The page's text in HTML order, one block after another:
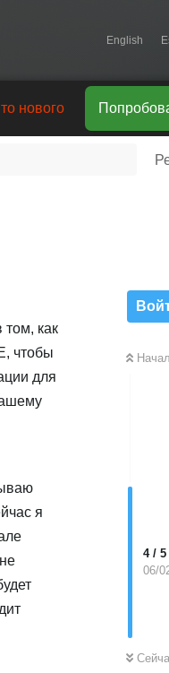
English
нового
4/ 5
06/
том, как
чтобы
для
я